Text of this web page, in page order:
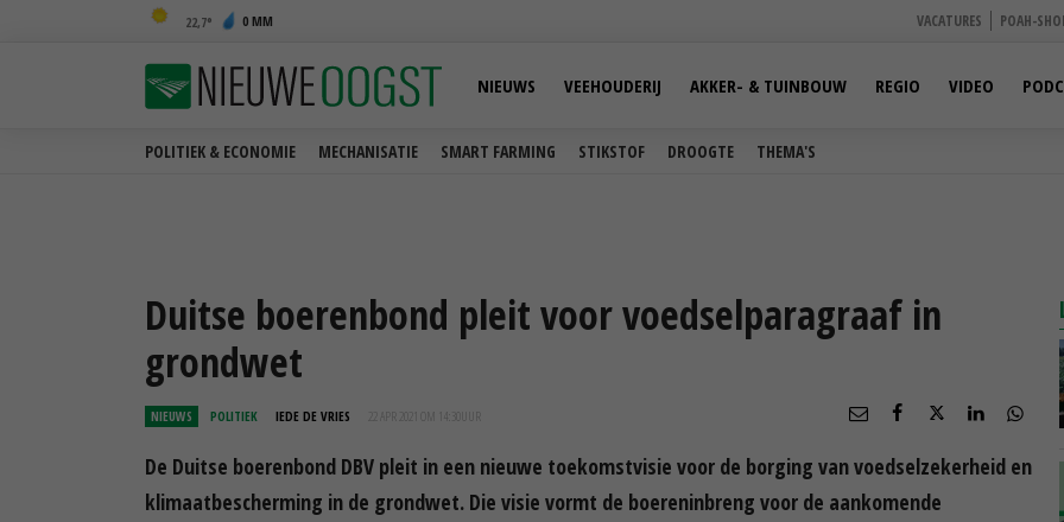
22,7 0 MM VACATURES POAH-
POLITIEK & ECONOMIE MECHANISATIE SMART FARMING STIKSTOF DROOGTE THEMA'S
NIEUWS VEEHOUDERIJ AKKER- & TUINBOUW REGIO VIDEO
Duitse boerenbond pleit voor voedselparagraaf in
grondwet
NIEUWS POLITIEK IEDE DE VRIES 22 APR 2021 OM 14:30
De Duitse boerenbond DBV pleit in een nieuwe toekomstvisie voor de borging van voedselzekerheid en
klimaatbescherming in de grondwet. Die visie vormt de boereninbreng voor de aankomende